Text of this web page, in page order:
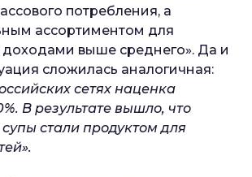
потребления, а
ассортиментом для
доходами выше среднего». Да и
сложилась аналогичная:
сетях наценка
В результате вышло, что
стали продуктом для